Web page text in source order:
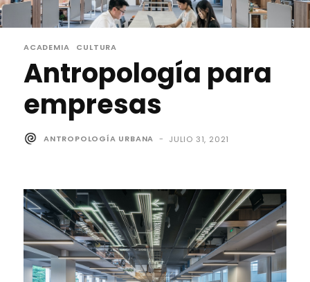
ACADEMIA CULTURA
Antropología para
empresas
ANTROPOLOGÍA URBANA - JULIO 31, 2021